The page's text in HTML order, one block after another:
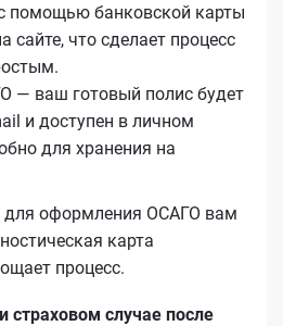
помощью банковской карты
сайте, что сделает процесс
— ваш готовый полис будет
и доступен в личном
для хранения на
для оформления ОСАГО вам
карта
процесс.
страховом случае после